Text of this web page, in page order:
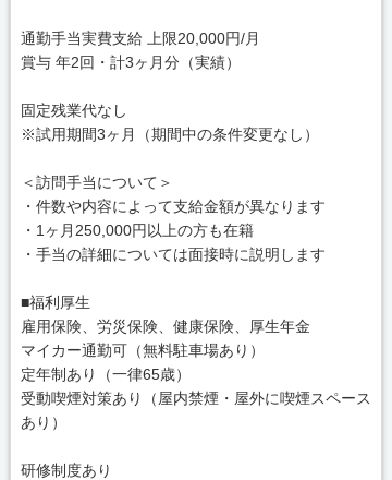
通勤手当実費支給 上限20,000円/月
賞与 年2回・計3ヶ月分（実績）
固定残業代なし
※試用期間3ヶ月（期間中の条件変更なし）
＜訪問手当について＞
・件数や内容によって支給金額が異なります
・1ヶ月250,000円以上の方も在籍
・手当の詳細については面接時に説明します
■福利厚生
雇用保険、労災保険、健康保険、厚生年金
マイカー通勤可（無料駐車場あり）
定年制あり（一律65歳）
受動喫煙対策あり（屋内禁煙・屋外に喫煙スペース
あり）
研修制度あり